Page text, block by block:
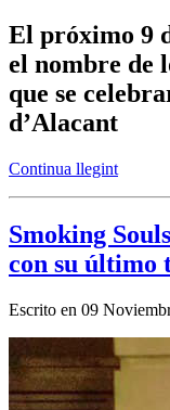
El próximo 9
el nombre de
que se
d’Alacant
Continua llegint
Smoking
con su último
Escrito en 09